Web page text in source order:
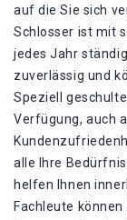
auf die Sie sich
Schlosser ist mit
jedes Jahr
zuverlässig und
Speziell
Verfügung, auch
alle Ihre
helfen Ihnen
Fachleute